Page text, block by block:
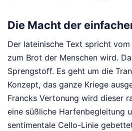
Die Macht der
Der lateinische Text spricht
zum Brot der Menschen wird.
Sprengstoff. Es geht um die
Konzept, das ganze Kriege
Francks Vertonung wird dieser
eine süßliche Harfenbegleitung
sentimentale Cello-Linie